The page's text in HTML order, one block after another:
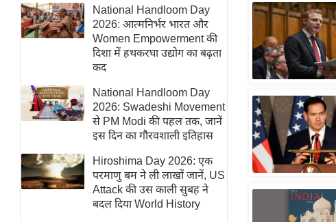
Hindi
Videos
IPL
2026
मिसाल बेमिसाल
शख्सियत
यंग इंडिया
साहित्य जगत
ऑटो वर्ल्ड
न्यूज ब्रीफ
National Handloom Day
2026: आत्मनिर्भर भारत और
Women Empowerment की
दिशा में हथकरघा उद्योग का बढ़ता
कद
National Handloom Day
2026: Swadeshi Movement
से PM Modi की पहल तक, जानें
इस दिन का गौरवशाली इतिहास
Hiroshima Day 2026: एक
परमाणु बम ने ली लाखों जानें, US
Attack की उस काली सुबह ने
बदल दिया World History